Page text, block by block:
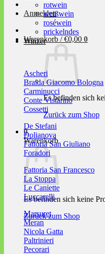
Anmelden
Warenkorb /€0,00 0
Es befinden sich
Zurück zum Shop
0
Warenkorb
Es befinden sich keine
Zurück zum Shop
rotwein
weißwein
roséwein
prickelndes
Winzer
Ascheri
Braida Giacomo Bologna
Carminucci
Conte Vistarino
Cossetti
De Stefani
Dolianova
Fattoria San Giuliano
Foradori
Fattoria San Francesco
La Stoppa
Le Caniette
Luccarelli
Marsuret
Meran
Nicola Gatta
Paltrinieri
Pecorari